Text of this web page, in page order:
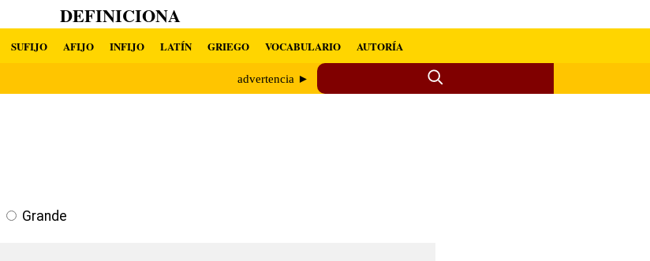
DEFINICIONA
SUFIJO AFIJO INFIJO LATÍN GRIEGO VOCABULARIO AUTORÍA
advertencia ►
Grande